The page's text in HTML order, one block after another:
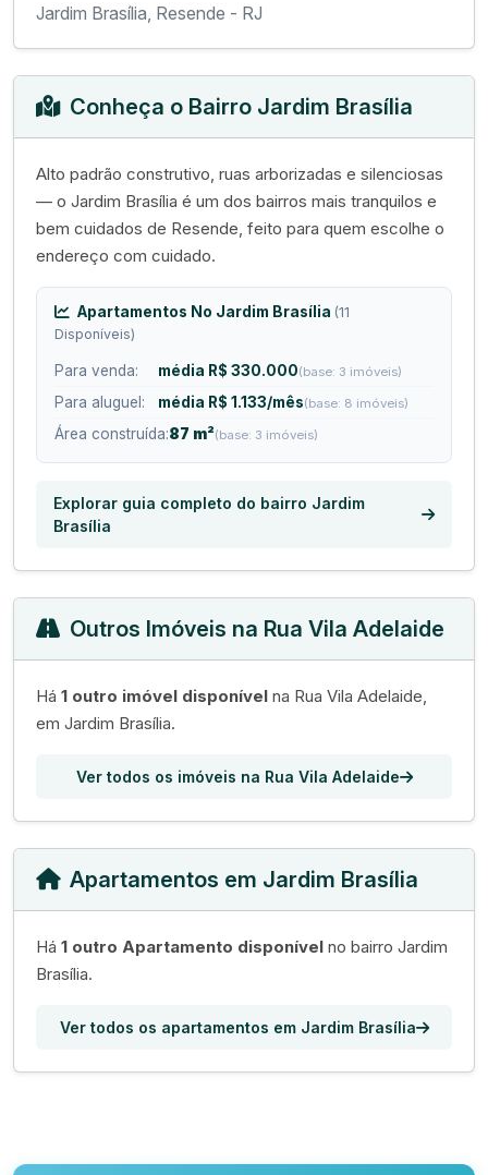
Jardim Brasília, Resende - RJ
Conheça o Bairro Jardim Brasília
Alto padrão construtivo, ruas arborizadas e silenciosas
— o Jardim Brasília é um dos bairros mais tranquilos e
bem cuidados de Resende, feito para quem escolhe o
endereço com cuidado.
Apartamentos No Jardim Brasília (11
Disponíveis)
Para venda: média R$ 330.000(base: 3 imóveis)
Para aluguel: média R$ 1.133/mês(base: 8 imóveis)
Área construída:87 m²(base: 3 imóveis)
Explorar guia completo do bairro Jardim
Brasília
Outros Imóveis na Rua Vila Adelaide
Há 1 outro imóvel disponível na Rua Vila Adelaide,
em Jardim Brasília.
Ver todos os imóveis na Rua Vila Adelaide
Apartamentos em Jardim Brasília
Há 1 outro Apartamento disponível no bairro Jardim
Brasília.
Ver todos os apartamentos em Jardim Brasília